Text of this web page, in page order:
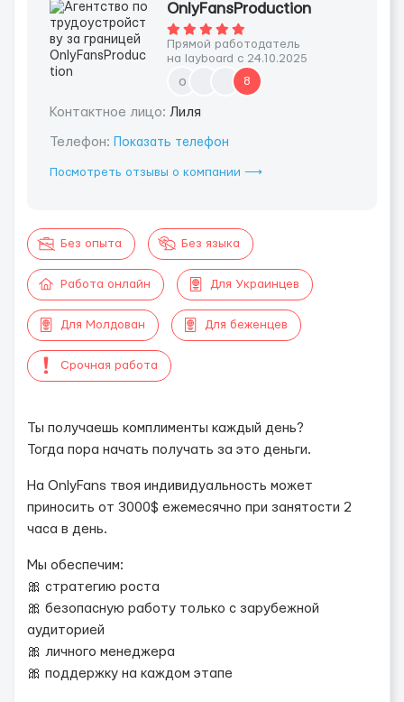
OnlyFansProduction
Прямой работодатель
на layboard с 24.10.2025
o 8
Контактное лицо: Лиля
Телефон: Показать телефон
Посмотреть отзывы о компании ⟶
Без опыта Без языка
Работа онлайн Для Украинцев
Для Молдован Для беженцев
Срочная работа
Ты получаешь комплименты каждый день?
Тогда пора начать получать за это деньги.
На OnlyFans твоя индивидуальность может
приносить от 3000$ ежемесячно при занятости 2
часа в день.
Мы обеспечим:
🎀 стратегию роста
🎀 безопасную работу только с зарубежной
аудиторией
🎀 личного менеджера
🎀 поддержку на каждом этапе